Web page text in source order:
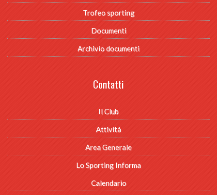
Trofeo sporting
Documenti
Archivio documenti
Contatti
Il Club
Attività
Area Generale
Lo Sporting Informa
Calendario